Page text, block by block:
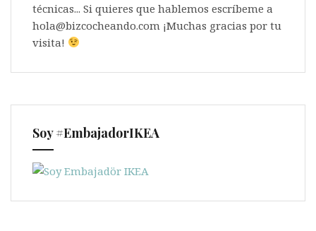
técnicas... Si quieres que hablemos escríbeme a
hola@bizcocheando.com ¡Muchas gracias por tu
visita!
Soy #EmbajadorIKEA